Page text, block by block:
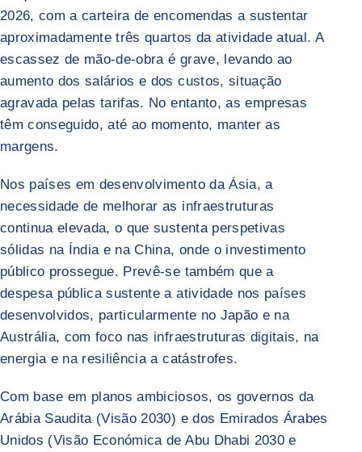
2026, com a carteira de encomendas a sustentar
aproximadamente três quartos da atividade atual. A
escassez de mão-de-obra é grave, levando ao
aumento dos salários e dos custos, situação
agravada pelas tarifas. No entanto, as empresas
têm conseguido, até ao momento, manter as
margens.
Nos países em desenvolvimento da Ásia, a
necessidade de melhorar as infraestruturas
continua elevada, o que sustenta perspetivas
sólidas na Índia e na China, onde o investimento
público prossegue. Prevê-se também que a
despesa pública sustente a atividade nos países
desenvolvidos, particularmente no Japão e na
Austrália, com foco nas infraestruturas digitais, na
energia e na resiliência a catástrofes.
Com base em planos ambiciosos, os governos da
Arábia Saudita (Visão 2030) e dos Emirados Árabes
Unidos (Visão Económica de Abu Dhabi 2030 e